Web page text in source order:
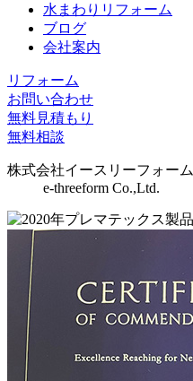
水まわりリフォーム
ブログ
会社案内
リフォーム
お問い合わせ
無料見積もり
無料相談
株式会社イースリーフォーム
e-threeform Co.,Ltd.